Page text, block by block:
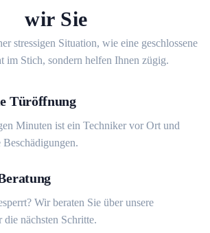
wir Sie
stressigen Situation, wie eine geschlossene
im Stich, sondern helfen Ihnen zügig.
Türöffnung
Minuten ist ein Techniker vor Ort und
Wir beraten Sie über unsere
nächsten Schritte.